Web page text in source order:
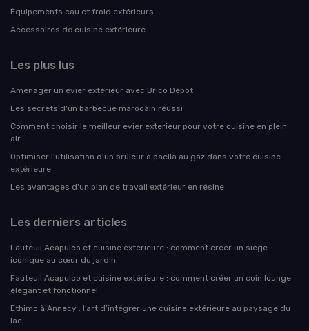
Équipements eau et froid extérieurs
Accessoires de cuisine extérieure
Les plus lus
Aménager un évier extérieur avec Brico Dépôt
Les secrets d'un barbecue marocain réussi
Comment choisir le meilleur evier exterieur pour votre cuisine en plein
air
Optimiser l'utilisation d'un brûleur à paella au gaz dans votre cuisine
extérieure
Les avantages d'un plan de travail extérieur en résine
Les derniers articles
Fauteuil Acapulco et cuisine extérieure : comment créer un siège
iconique au cœur du jardin
Fauteuil Acapulco et cuisine extérieure : comment créer un coin lounge
élégant et fonctionnel
Ethimo à Annecy : l’art d’intégrer une cuisine extérieure au paysage du
lac